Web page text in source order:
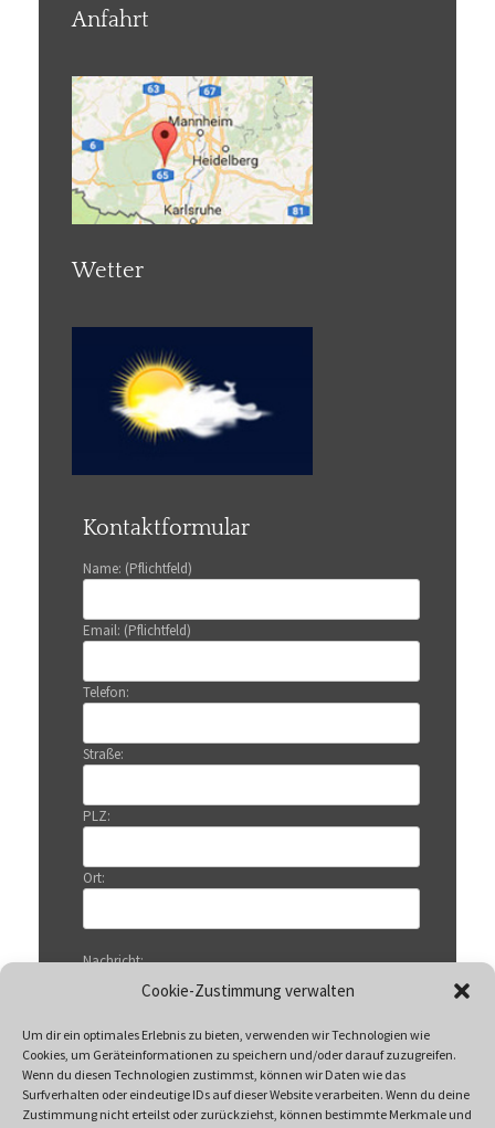
Cookie-Zustimmung verwalten
Um dir ein optimales Erlebnis zu bieten, verwenden wir Technologien wie
Cookies, um Geräteinformationen zu speichern und/oder darauf zuzugreifen.
Wenn du diesen Technologien zustimmst, können wir Daten wie das
Surfverhalten oder eindeutige IDs auf dieser Website verarbeiten. Wenn du deine
Zustimmung nicht erteilst oder zurückziehst, können bestimmte Merkmale und
Anfahrt
Wetter
Kontaktformular
Name: (Pflichtfeld)
Email: (Pflichtfeld)
Telefon:
Straße:
PLZ:
Ort:
Nachricht: